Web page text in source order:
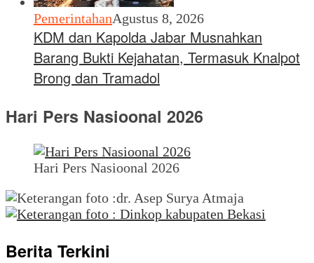
PemerintahanAgustus 8, 2026
KDM dan Kapolda Jabar Musnahkan
Barang Bukti Kejahatan, Termasuk Knalpot
Brong dan Tramadol
Hari Pers Nasioonal 2026
Hari Pers Nasioonal 2026
Berita Terkini